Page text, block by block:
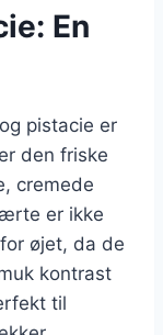
En
pistacie er
den friske
cremede
er ikke
øjet, da de
kontrast
til